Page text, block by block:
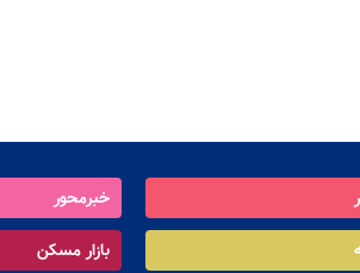
خبرمحور
بازار مسکن